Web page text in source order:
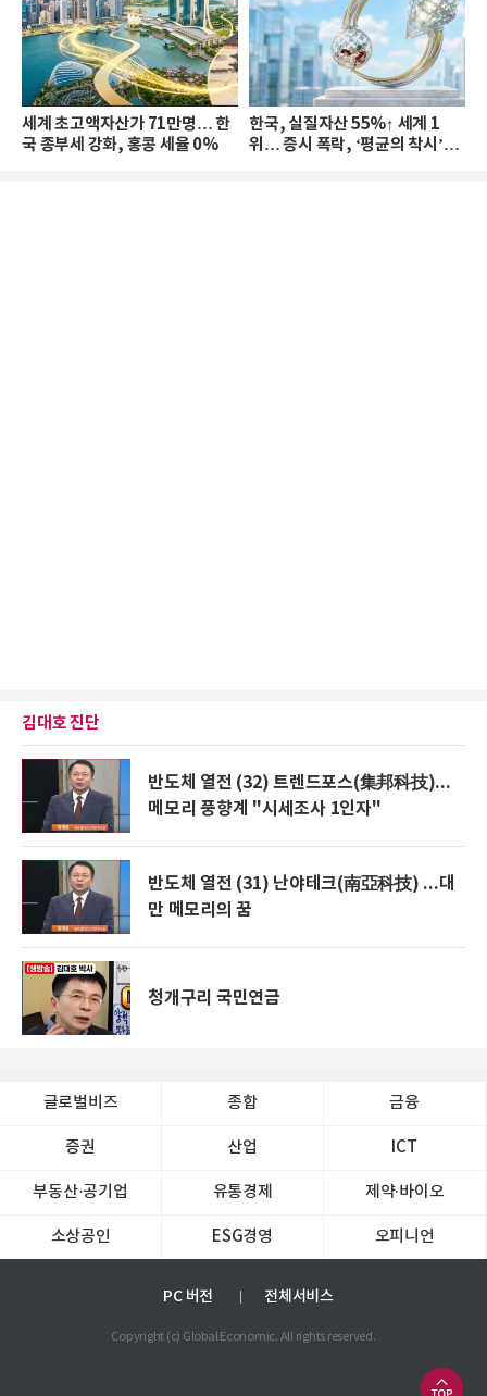
세계 초고액자산가 71만명… 한
국 종부세 강화, 홍콩 세율 0%
한국, 실질자산 55%↑ 세계 1
위… 증시 폭락, ‘평균의 착시’와
김대호 진단
반도체 열전 (32) 트렌드포스(集邦科技)...
메모리 풍향계 "시세조사 1인자"
반도체 열전 (31) 난야테크(南亞科技) ...대
만 메모리의 꿈
청개구리 국민연금
글로벌비즈 종합 금융
증권 산업 ICT
부동산·공기업 유통경제 제약∙바이오
소상공인 ESG경영 오피니언
PC 버전 전체서비스
Copyright (c) Global Economic. All rights reserved.